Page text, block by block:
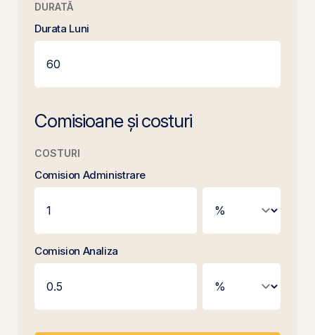
DURATĂ
Durata Luni
Comisioane și costuri
COSTURI
Comision Administrare
Comision Analiza